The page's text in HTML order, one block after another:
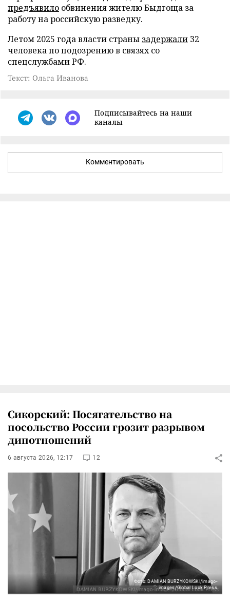
предъявило обвинения жителю Быдгоща за
работу на российскую разведку.
Летом 2025 года власти страны задержали 32
человека по подозрению в связях со
спецслужбами РФ.
Текст: Ольга Иванова
Подписывайтесь на наши
каналы
Комментировать
Сикорский: Посягательство на
посольство России грозит разрывом
дипотношений
6 августа 2026, 12:17 12
Фото: DAMIAN BURZYKOWSKI/imago-
images/Global Look Press